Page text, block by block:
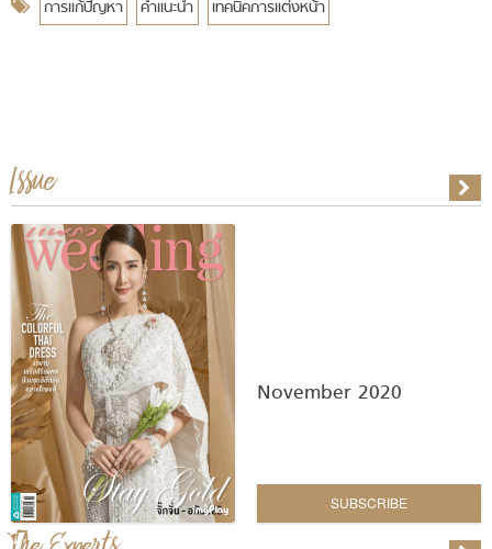
การแก้ปัญหา คำแนะนำ เทคนิคการแต่งหน้า
Issue
November 2020
SUBSCRIBE